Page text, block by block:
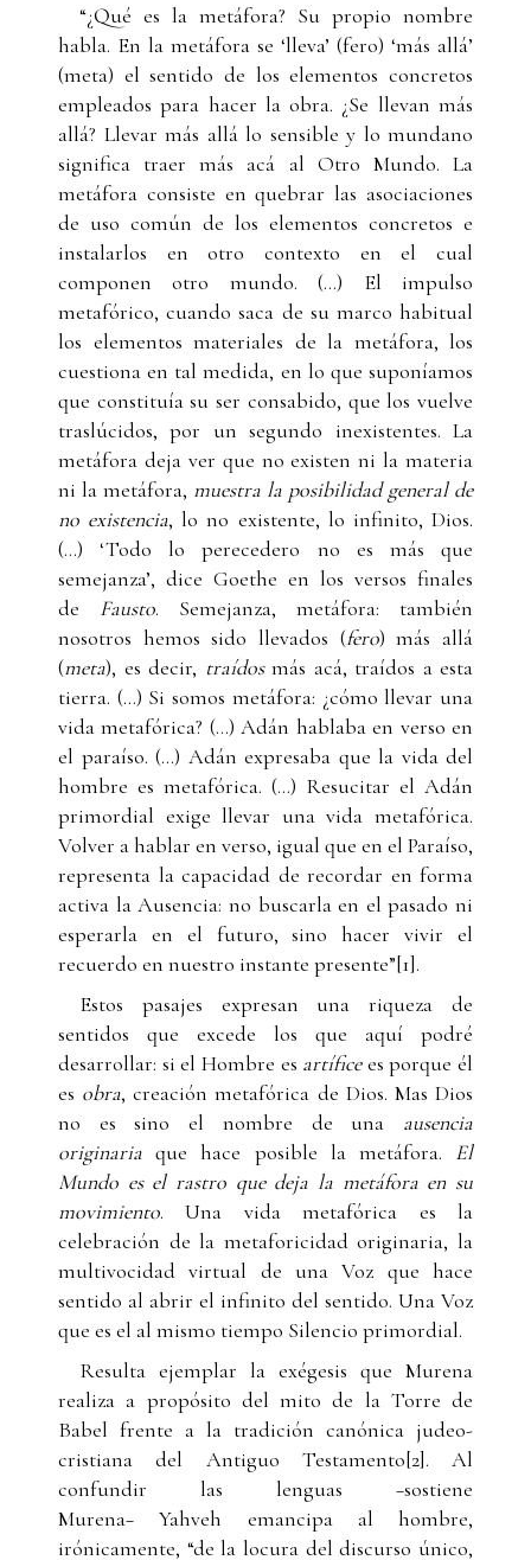
“¿Qué es la metáfora? Su propio nombre
habla. En la metáfora se ‘lleva’ (fero) ‘más allá’
(meta) el sentido de los elementos concretos
empleados para hacer la obra. ¿Se llevan más
allá? Llevar más allá lo sensible y lo mundano
significa traer más acá al Otro Mundo. La
metáfora consiste en quebrar las asociaciones
de uso común de los elementos concretos e
instalarlos en otro contexto en el cual
componen otro mundo. (…) El impulso
metafórico, cuando saca de su marco habitual
los elementos materiales de la metáfora, los
cuestiona en tal medida, en lo que suponíamos
que constituía su ser consabido, que los vuelve
traslúcidos, por un segundo inexistentes. La
metáfora deja ver que no existen ni la materia
ni la metáfora, muestra la posibilidad general de
no existencia, lo no existente, lo infinito, Dios.
(…) ‘Todo lo perecedero no es más que
semejanza’, dice Goethe en los versos finales
de Fausto. Semejanza, metáfora: también
nosotros hemos sido llevados (fero) más allá
(meta), es decir, traídosmás acá, traídos a esta
tierra. (…) Si somos metáfora: ¿cómo llevar una
vida metafórica? (…) Adán hablaba en verso en
el paraíso. (…) Adán expresaba que la vida del
hombre es metafórica. (…) Resucitar el Adán
primordial exige llevar una vida metafórica.
Volver a hablar en verso, igual que en el Paraíso,
representa la capacidad de recordar en forma
activa la Ausencia: no buscarla en el pasado ni
esperarla en el futuro, sino hacer vivir el
recuerdo en nuestro instante presente”[1].
Estos pasajes expresan una riqueza de
sentidos que excede los que aquí podré
desarrollar: si el Hombre es artíficees porque él
es obra, creación metafórica de Dios. Mas Dios
no es sino el nombre de una ausencia
originaria que hace posible la metáfora. El
Mundo es el rastro que deja la metáfora en su
movimiento. Una vida metafórica es la
celebración de la metaforicidad originaria, la
multivocidad virtual de una Voz que hace
sentido al abrir el infinito del sentido. Una Voz
que es el al mismo tiempo Silencio primordial.
Resulta ejemplar la exégesis que Murena
realiza a propósito del mito de la Torre de
Babel frente a la tradición canónica judeo-
cristiana del Antiguo Testamento[2]. Al
confundir las lenguas −sostiene
Murena− Yahveh emancipa al hombre,
irónicamente, “de la locura del discurso único,